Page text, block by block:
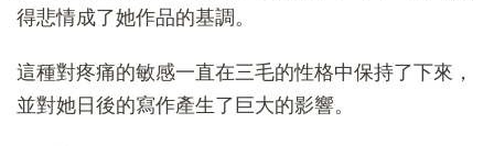
得悲情成了她作品的基調。
這種對疼痛的敏感一直在三毛的性格中保持了下來，
並對她日後的寫作產生了巨大的影響。